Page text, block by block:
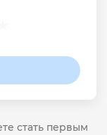
стать первым